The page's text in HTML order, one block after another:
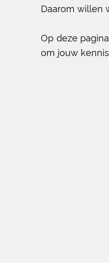
Daarom willen
Op deze
om jouw